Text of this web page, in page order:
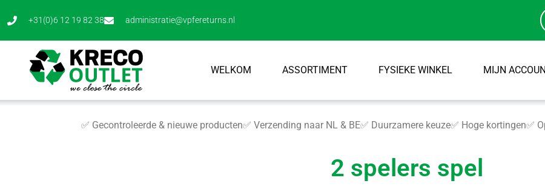
+31(0)6 12 19 82 38 administratie@vpfereturns.nl
WELKOM ASSORTIMENT FYSIEKE WINKEL MIJN
✅ Gecontroleerde & nieuwe producten✅ Verzending naar NL & BE✅ Duurzamere keuze✅ Hoge kortingen✅
2 spelers spel